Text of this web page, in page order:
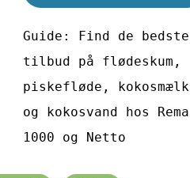
Guide: Find de bedste
tilbud på flødeskum,
piskefløde, kokosmælk
og kokosvand hos Rema
1000 og Netto